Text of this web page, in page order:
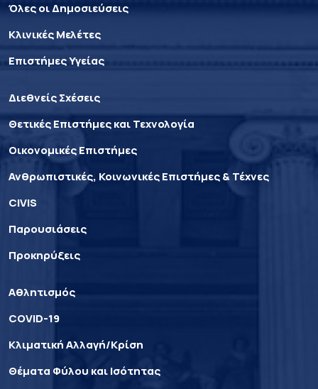
Όλες οι Δημοσιεύσεις
Κλινικές Μελέτες
Επιστήμες Υγείας
Διεθνείς Σχέσεις
Θετικές Επιστήμες και Τεχνολογία
Οικονομικές Επιστήμες
Ανθρωπιστικές, Κοινωνικές Επιστήμες & Τέχνες
CIVIS
Παρουσιάσεις
Προκηρύξεις
Αθλητισμός
COVID-19
Κλιματική Αλλαγή/Κρίση
Θέματα Φύλου και Ισότητας